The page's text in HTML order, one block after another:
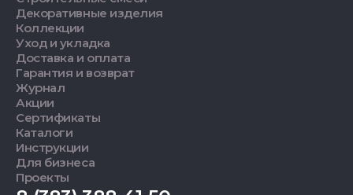
Декоративные изделия
Коллекции
Уход и укладка
Доставка и оплата
Гарантия и возврат
Журнал
Акции
Сертификаты
Каталоги
Инструкции
Для бизнеса
Проекты